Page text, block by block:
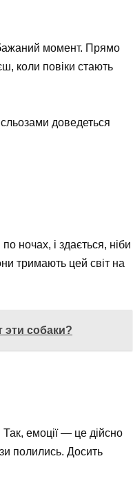
момент. Прямо
коли повіки стають
доведеться
ночах, і здається, ніби
тримають цей світ на
эти собаки?
емоції — це дійсно
полились. Досить